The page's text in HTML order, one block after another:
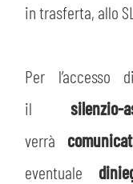
in trasferta, allo
Per l’accesso di
il
verrà
eventuale